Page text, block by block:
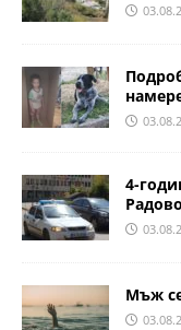
4-
Мъж